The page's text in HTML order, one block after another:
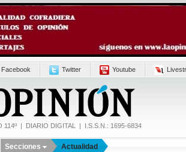
Facebook Twitter Youtube
114º | DIARIO DIGITAL | I.S.S.N.: 1695-6834
Secciones Actualidad